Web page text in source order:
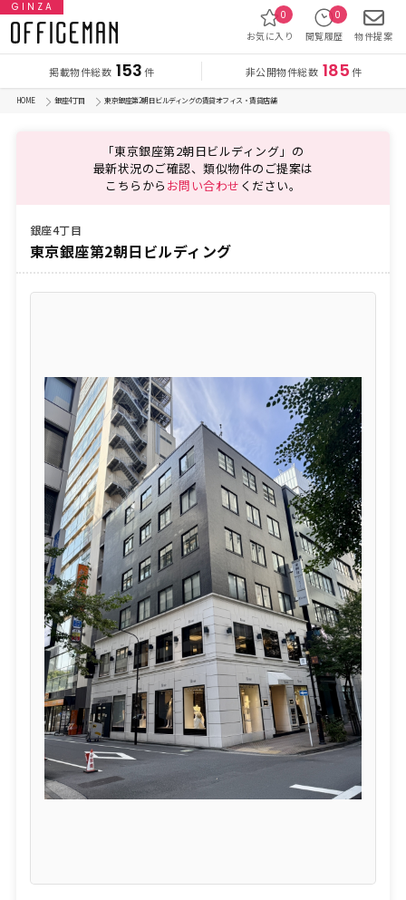
GINZA
掲載物件総数 153件 非公開物件総数 185件
お気に入り
0
閲覧履歴
0
物件提案
HOME 銀座4丁目 東京銀座第2朝日ビルディングの賃貸オフィス・賃貸店舗
「東京銀座第2朝日ビルディング」の
最新状況のご確認、類似物件のご提案は
こちらから お問い合わせ ください。
銀座4丁目
東京銀座第2朝日ビルディング